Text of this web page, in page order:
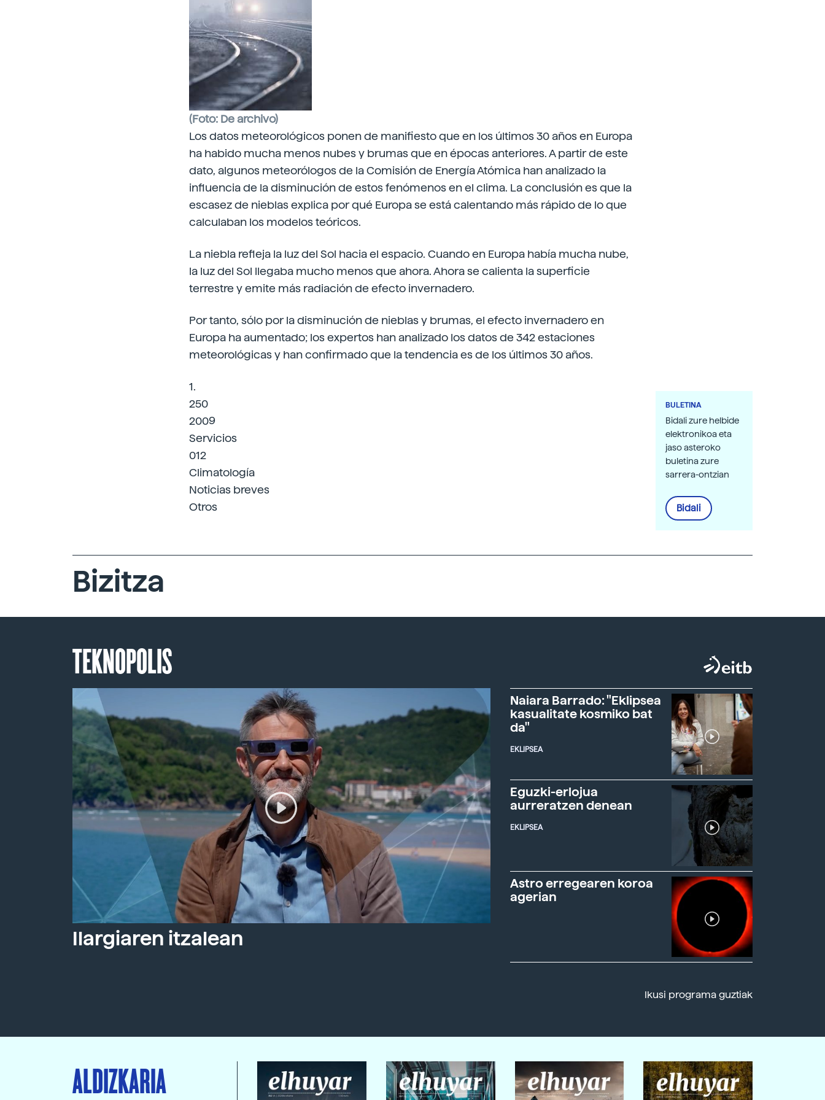
(Foto: De archivo)
Los datos meteorológicos ponen de manifiesto que en los últimos 30 años en Europa
ha habido mucha menos nubes y brumas que en épocas anteriores. A partir de este
dato, algunos meteorólogos de la Comisión de Energía Atómica han analizado la
influencia de la disminución de estos fenómenos en el clima. La conclusión es que la
escasez de nieblas explica por qué Europa se está calentando más rápido de lo que
calculaban los modelos teóricos.
La niebla refleja la luz del Sol hacia el espacio. Cuando en Europa había mucha nube,
la luz del Sol llegaba mucho menos que ahora. Ahora se calienta la superficie
terrestre y emite más radiación de efecto invernadero.
Por tanto, sólo por la disminución de nieblas y brumas, el efecto invernadero en
Europa ha aumentado; los expertos han analizado los datos de 342 estaciones
meteorológicas y han confirmado que la tendencia es de los últimos 30 años.
1.
250
2009
Servicios
012
Climatología
Noticias breves
Otros
BULETINA
Bidali zure helbide
elektronikoa eta
jaso asteroko
buletina zure
sarrera-ontzian
Bidali
Bizitza
TEKNOPOLIS
Ilargiaren itzalean
Naiara Barrado: "Eklipsea
kasualitate kosmiko bat
da"
EKLIPSEA
Eguzki-erlojua
aurreratzen denean
EKLIPSEA
Astro erregearen koroa
agerian
Ikusi programa guztiak
ALDIZKARIA